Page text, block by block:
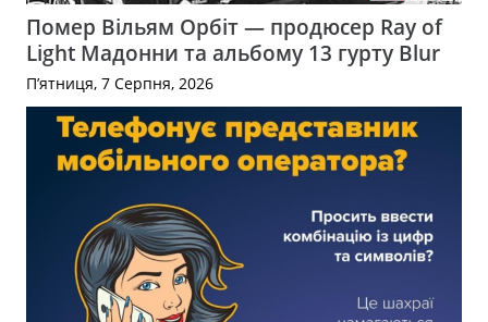
Помер Вільям Орбіт — продюсер Ray of
Light Мадонни та альбому 13 гурту Blur
П’ятниця, 7 Серпня, 2026